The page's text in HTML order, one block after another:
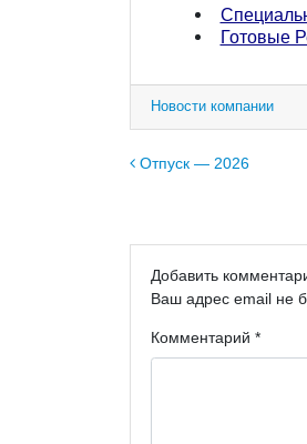
Готовые
Новости компании
Навигация по
Отпуск — 2026
Добавить
Ваш адрес email не
Комментарий *